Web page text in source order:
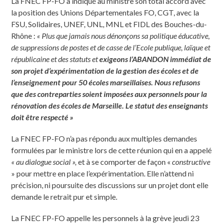
la position des Unions Départementales FO, CGT, avec la
FSU, Solidaires, UNEF, UNL, MNL et FIDL des Bouches-du-
Rhône : « Plus que jamais nous dénonçons sa politique éducative,
de suppressions de postes et de casse de l’Ecole publique, laïque et
républicaine et des statuts etexigeons l’ABANDON immédiat de
son projet d’expérimentation de la gestion des écoles et de
l’enseignement pour 50 écoles marseillaises. Nous refusons
que des contreparties soient imposées aux personnels pour la
rénovation des écoles de Marseille. Le statut des enseignants
doit être respecté »
La FNEC FP-FO n’a pas répondu aux multiples demandes
formulées par le ministre lors de cette réunion qui en a appelé
« au dialogue social », et à se comporter de façon « constructive
» pour mettre en place l’expérimentation. Elle n’attend ni
précision, ni poursuite des discussions sur un projet dont elle
demande le retrait pur et simple.
La FNEC FP-FO appelle les personnels à la grève jeudi 23